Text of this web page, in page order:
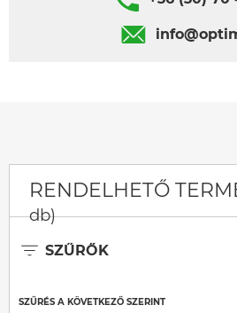
RENDELHETŐ
db)
SZŰRŐK
SZŰRÉS A KÖVETKEZŐ SZERINT